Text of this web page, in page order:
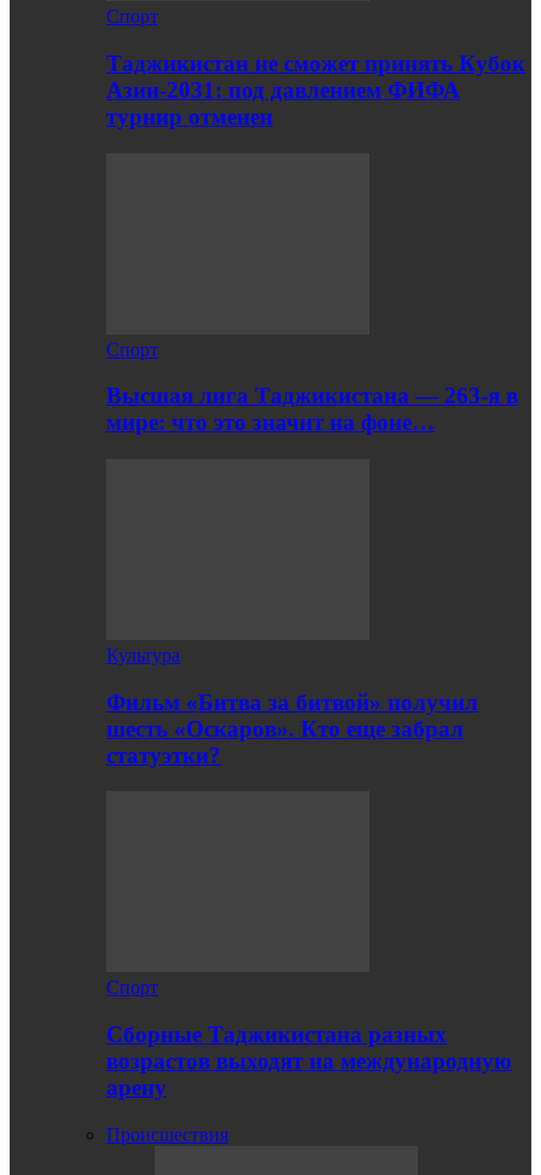
Спорт
Таджикистан не сможет принять Кубок
Азии-2031: под давлением ФИФА
турнир отменен
Спорт
Высшая лига Таджикистана — 263-я в
мире: что это значит на фоне…
Культура
Фильм «Битва за битвой» получил
шесть «Оскаров». Кто еще забрал
статуэтки?
Спорт
Сборные Таджикистана разных
возрастов выходят на международную
арену
Происшествия